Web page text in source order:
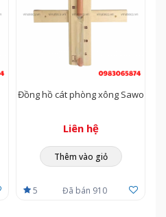
Đồng hồ cát phòng xông Sawo
Liên hệ
Thêm vào giỏ
5 Đã bán 910